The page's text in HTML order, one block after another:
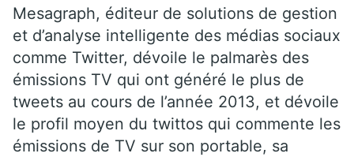
Mesagraph, éditeur de solutions de gestion
et d’analyse intelligente des médias sociaux
comme Twitter, dévoile le palmarès des
émissions TV qui ont généré le plus de
tweets au cours de l’année 2013, et dévoile
le profil moyen du twittos qui commente les
émissions de TV sur son portable, sa